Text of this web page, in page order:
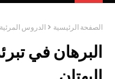
الصفحة الرئيسية الدروس المرئية
البرهان في